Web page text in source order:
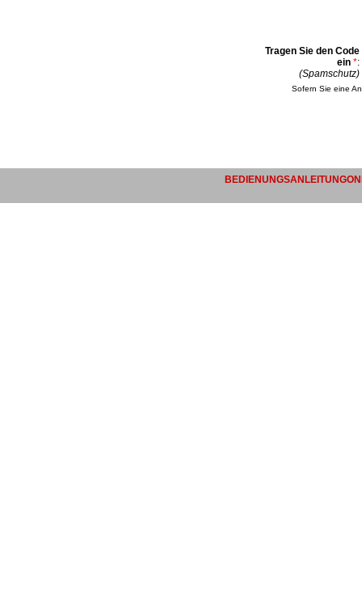
Tragen Sie den Code
ein *:
(Spamschutz)
Sofern Sie eine